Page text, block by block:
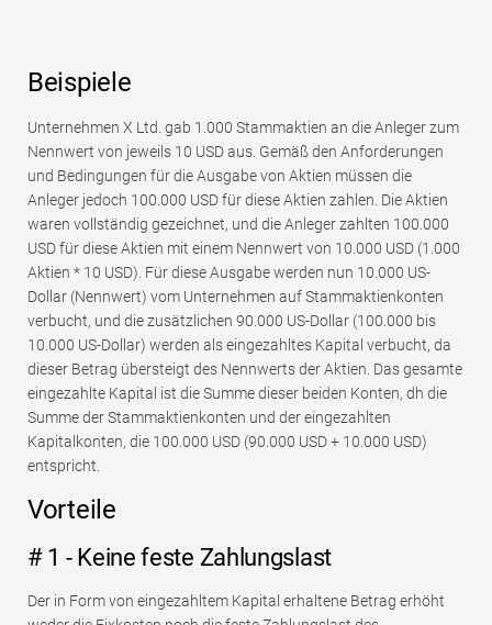
Beispiele
Unternehmen X Ltd. gab 1.000 Stammaktien an die Anleger zum
Nennwert von jeweils 10 USD aus. Gemäß den Anforderungen
und Bedingungen für die Ausgabe von Aktien müssen die
Anleger jedoch 100.000 USD für diese Aktien zahlen. Die Aktien
waren vollständig gezeichnet, und die Anleger zahlten 100.000
USD für diese Aktien mit einem Nennwert von 10.000 USD (1.000
Aktien * 10 USD). Für diese Ausgabe werden nun 10.000 US-
Dollar (Nennwert) vom Unternehmen auf Stammaktienkonten
verbucht, und die zusätzlichen 90.000 US-Dollar (100.000 bis
10.000 US-Dollar) werden als eingezahltes Kapital verbucht, da
dieser Betrag übersteigt des Nennwerts der Aktien. Das gesamte
eingezahlte Kapital ist die Summe dieser beiden Konten, dh die
Summe der Stammaktienkonten und der eingezahlten
Kapitalkonten, die 100.000 USD (90.000 USD + 10.000 USD)
entspricht.
Vorteile
# 1 - Keine feste Zahlungslast
Der in Form von eingezahltem Kapital erhaltene Betrag erhöht